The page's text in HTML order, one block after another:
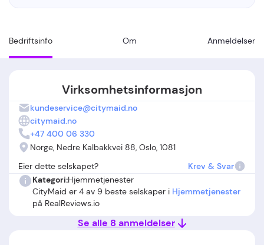
Bedriftsinfo Om Anmeldelser
Virksomhetsinformasjon
kundeservice@citymaid.no
citymaid.no
+47 400 06 330
Norge, Nedre Kalbakkvei 88, Oslo, 1081
Eier dette selskapet?
Krev & Svar
Kategori:Hjemmetjenester
CityMaid er 4 av 9 beste selskaper i Hjemmetjenester
på RealReviews.io
Se alle 8 anmeldelser